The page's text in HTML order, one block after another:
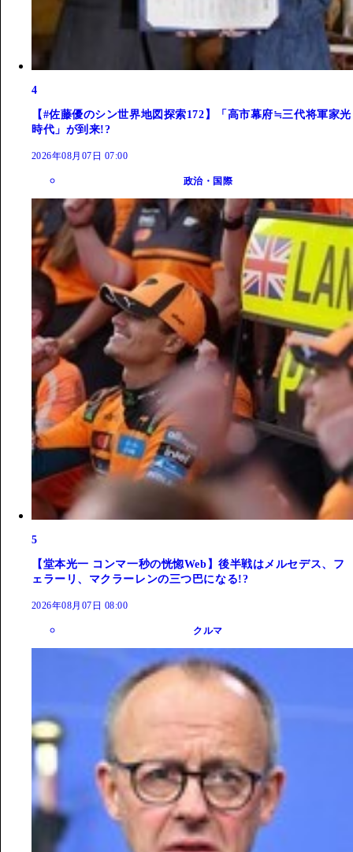
4
【#佐藤優のシン世界地図探索172】「高市幕府≒三代将軍家光
時代」が到来!?
2026年08月07日 07:00
政治・国際
5
【堂本光一 コンマ一秒の恍惚Web】後半戦はメルセデス、フ
ェラーリ、マクラーレンの三つ巴になる!?
2026年08月07日 08:00
クルマ